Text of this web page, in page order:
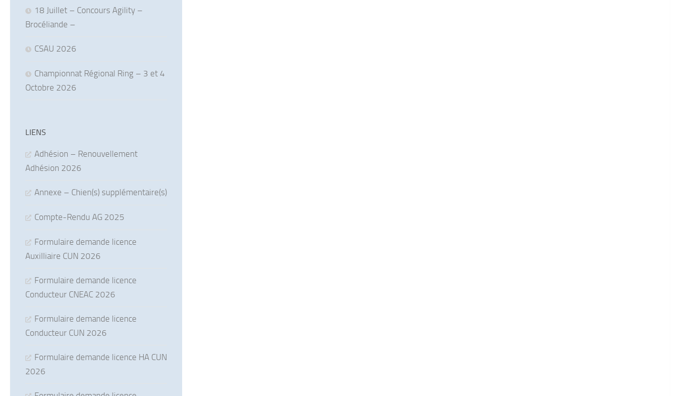
18 Juillet – Concours Agility –
Brocéliande –
CSAU 2026
Championnat Régional Ring – 3 et 4
Octobre 2026
LIENS
Adhésion – Renouvellement
Adhésion 2026
Annexe – Chien(s) supplémentaire(s)
Compte-Rendu AG 2025
Formulaire demande licence
Auxilliaire CUN 2026
Formulaire demande licence
Conducteur CNEAC 2026
Formulaire demande licence
Conducteur CUN 2026
Formulaire demande licence HA CUN
2026